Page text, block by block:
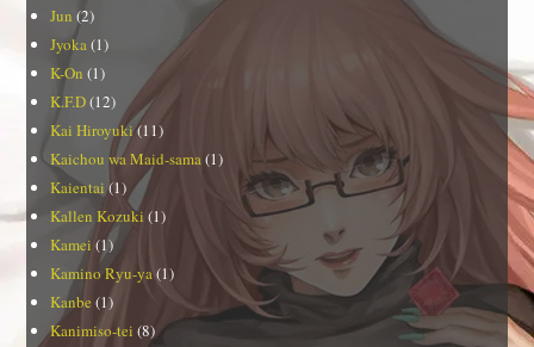
Jun (2)
Jyoka(1)
K-On (1)
K.F.D(12)
Kai Hiroyuki(11)
Kaichou wa Maid-sama(1)
Kaientai(1)
Kallen Kozuki (1)
Kamei (1)
Kamino Ryu-ya(1)
Kanbe (1)
Kanimiso-tei (8)